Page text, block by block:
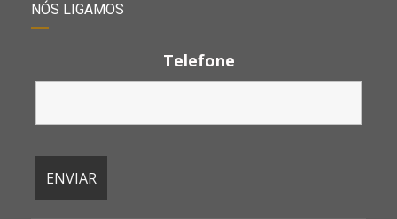
NÓS LIGAMOS
Telefone